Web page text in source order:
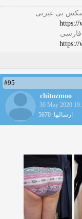
بی غیرتی
https://
فارسی
https://
#95
chitozmoo
30 May 2020
ارسالها: 5670